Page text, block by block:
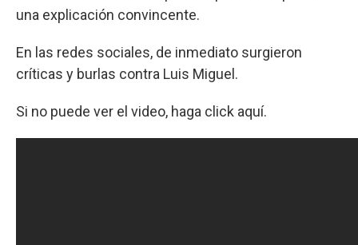
una explicación convincente.
En las redes sociales, de inmediato surgieron
críticas y burlas contra Luis Miguel.
Si no puede ver el video, haga click aquí.